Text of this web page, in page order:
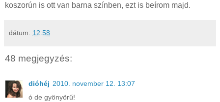
koszorún is ott van barna színben, ezt is beírom majd.
dátum: 12:58
48 megjegyzés:
dióhéj 2010. november 12. 13:07
ó de gyönyörű!